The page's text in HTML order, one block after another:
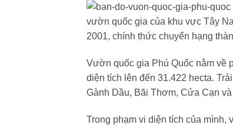
vườn quốc gia của khu vực Tây
2001, chính thức chuyển hạng
Vườn quốc gia Phú Quốc nằm về
diện tích lên đến 31.422 hecta.
Gành Dầu, Bãi Thơm, Cửa Cạn
Trong phạm vi diện tích của mình,